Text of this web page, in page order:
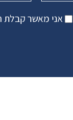
אני מאשר קבלת